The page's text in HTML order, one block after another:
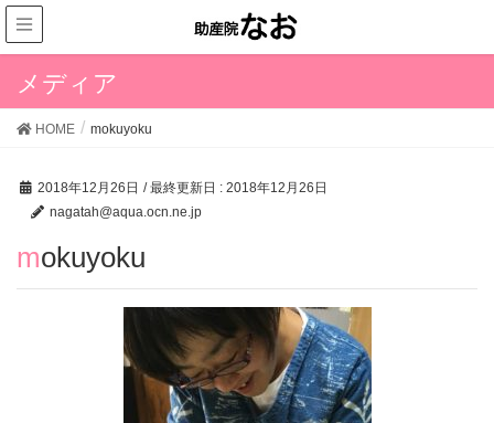
メディア
HOME mokuyoku
2018年12月26日 / 最終更新日 : 2018年12月26日
nagatah@aqua.ocn.ne.jp
mokuyoku